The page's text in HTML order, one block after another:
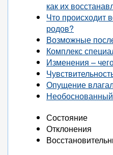
как их
Что происходит
родов?
Возможные
Комплекс
Изменения –
Опущение
Состояние
Отклонения